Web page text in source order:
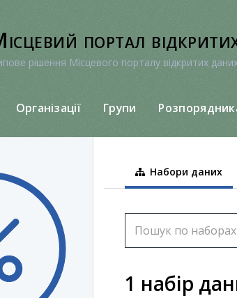
портал
рішення Місцевого порталу відкритих
Організації Групи
Набори даних
1 набір